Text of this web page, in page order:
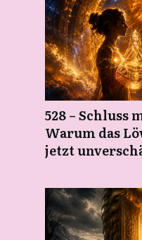
528 – Schluss
Warum das
jetzt